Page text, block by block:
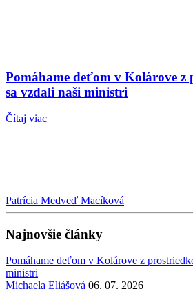
Pomáhame deťom v Kolárove
sa vzdali naši ministri
Čítaj viac
Patrícia Medveď Macíková
Najnovšie články
Pomáhame deťom v Kolárove z
ministri
Michaela Eliášová 06. 07. 2026